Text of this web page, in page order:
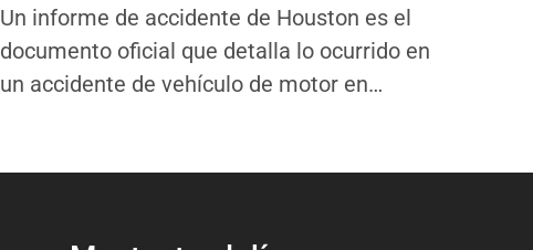
Un informe de accidente de Houston es el
documento oficial que detalla lo ocurrido en
un accidente de vehículo de motor en